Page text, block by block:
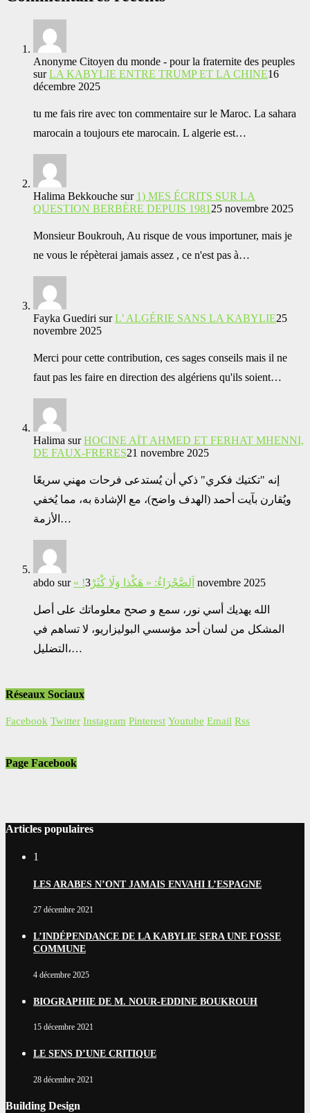
Anonyme Citoyen du monde - pour la fraternite des peuples
surLA KABYLIE ENTRE TRUMP ET LA CHINE16
décembre 2025
tu me fais rire avec ton commentaire sur le Maroc. La sahara
marocain a toujours ete marocain. L algerie est…
Halima Bekkouche sur 1) MES ÉCRITS SUR LA
QUESTION BERBÈRE DEPUIS 1981 25 novembre 2025
Monsieur Boukrouh, Au risque de vous importuner, mais je
ne vous le répèterai jamais assez , ce n'est pas à…
Fayka Guediri surL’ ALGÉRIE SANS LA KABYLIE25
novembre 2025
Merci pour cette contribution, ces sages conseils mais il ne
faut pas les faire en direction des algériens qu'ils soient…
Halima surHOCINE AÏT AHMED ET FERHAT MHENNI,
DE FAUX-FRERES21 novembre 2025
إنه "تكتيك فكري" ذكي أن يُستدعى فرحات مهني سريعًا
ويُقارن بآيت أحمد (الهدف واضح)، مع الإشادة به، مما يُخفي
الأزمة…
abdo sur « !اَلصَّحْرَاءُ: « هَكْذا وَلَا كْثَرْ 3 novembre 2025
الله يهديك أسي نور، سمع و صحح معلوماتك على أصل
المشكل من لسان أحد مؤسسي البوليزاريو، لا تساهم في
التضليل،…
Réseaux Sociaux
Facebook Twitter Instagram Pinterest Youtube Email Rss
Page Facebook
Articles populaires
1
LES ARABES N’ONT JAMAIS ENVAHI L’ESPAGNE
27 décembre 2021
L’INDÉPENDANCE DE LA KABYLIE SERA UNE FOSSE
COMMUNE
4 décembre 2025
BIOGRAPHIE DE M. NOUR-EDDINE BOUKROUH
15 décembre 2021
LE SENS D’UNE CRITIQUE
28 décembre 2021
Building Design